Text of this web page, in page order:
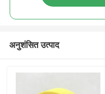
अनुशंसित उत्पाद